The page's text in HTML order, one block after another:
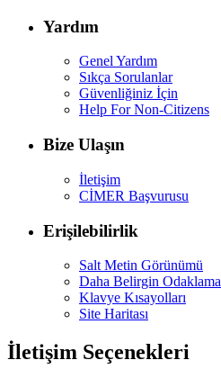
Yardım
Genel Yardım
Sıkça Sorulanlar
Güvenliğiniz İçin
Help For Non-Citizens
Bize Ulaşın
İletişim
CİMER Başvurusu
Erişilebilirlik
Salt Metin Görünümü
Daha Belirgin Odaklama
Klavye Kısayolları
Site Haritası
İletişim Seçenekleri